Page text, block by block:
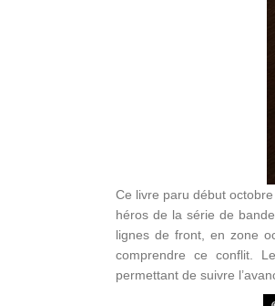
Ce livre paru début
héros de la série de
lignes de front, en zone
comprendre ce conflit.
permettant de suivre